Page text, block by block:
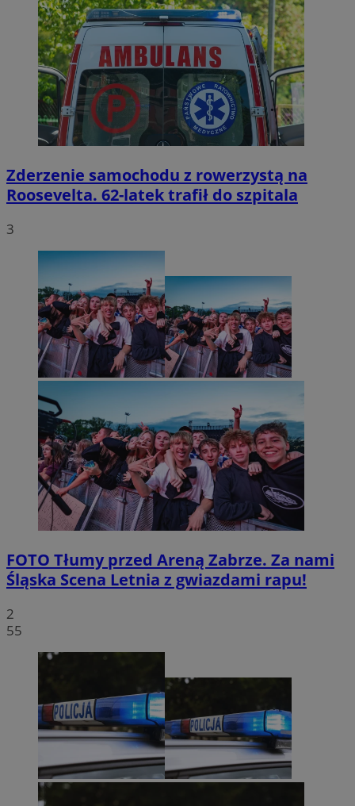
Zderzenie samochodu z rowerzystą na
Roosevelta. 62-latek trafił do szpitala
3
FOTO Tłumy przed Areną Zabrze. Za nami
Śląska Scena Letnia z gwiazdami rapu!
2
55